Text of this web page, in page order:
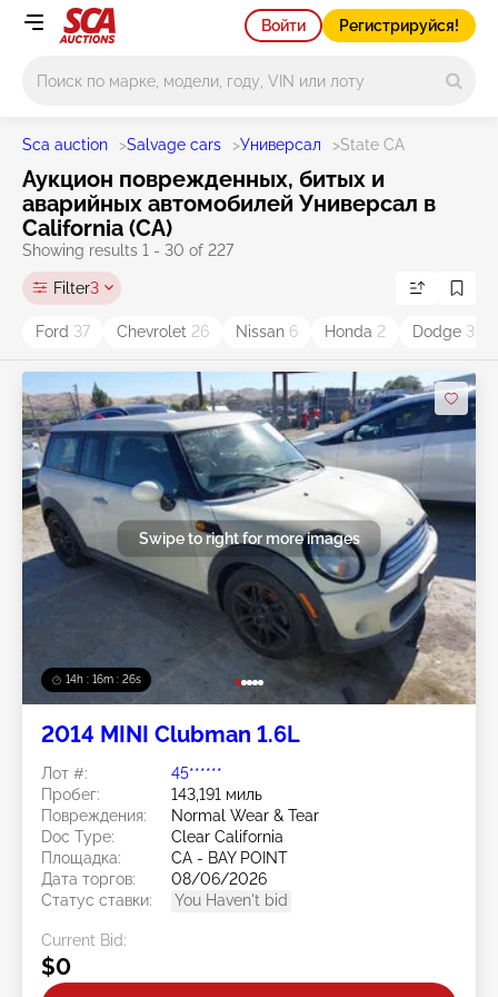
Войти Регистрируйся!
Sca auction >Salvage cars >Универсал >State CA
Аукцион поврежденных, битых и
аварийных автомобилей Универсал в
California (CA)
Showing results 1 - 30 of 227
Filter3
Ford 37 Chevrolet 26 Nissan 6 Honda 2 Dodge 3
14h : 16m : 23s
Swipe to right for more images
2014 MINI Clubman 1.6L
Лот #:
45******
Пробег:
143,191 миль
Повреждения:
Normal Wear & Tear
Doc Type:
Clear California
Площадка:
CA - BAY POINT
Дата торгов:
08/06/2026
Статус ставки:
You Haven't bid
Current Bid:
$0